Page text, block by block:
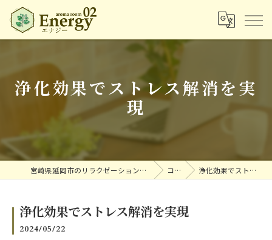
浄化効果でストレス解消を実
現
宮崎県延岡市のリラクゼーションならアロマルームエナジー コラム 浄化効果でストレス解消を実現
浄化効果でストレス解消を実現
2024/05/22